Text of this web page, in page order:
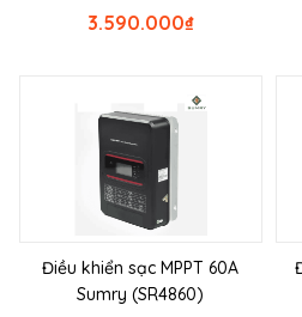
₫
3.590.000
Điều khiển sạc MPPT 60A
Sumry (SR4860)